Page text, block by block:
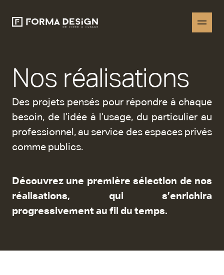
Nos réalisations
Des projets pensés pour répondre à chaque
besoin, de l’idée à l’usage, du particulier au
professionnel, au service des espaces privés
comme publics.
Découvrez une première sélection de nos
réalisations, qui s’enrichira
progressivement au fil du temps.